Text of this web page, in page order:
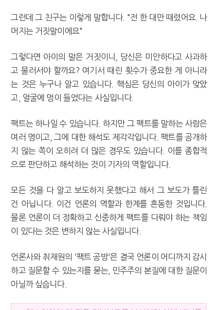
그런데 그 친구는 이렇게 말합니다. "전 한 대만 때렸어요. 나
머지는 거짓말이에요"
그렇다면 아이의 말은 거짓이니, 당신은 미안하다고 사과하
고 물러서야 할까요? 여기서 때린 횟수가 중요한 게 아니라
는 것은 누구나 알고 있습니다. 핵심은 당신의 아이가 맞았
고, 얼굴에 멍이 들었다는 사실입니다.
팩트는 하나일 수 있습니다. 하지만 그 팩트를 말하는 사람은
여러 명이고, 그에 대한 해석도 제각각입니다. 팩트를 공개하
지 않는 쪽이 오히려 더 많은 경우도 있습니다. 이를 종합적
으로 판단하고 해석하는 것이 기자의 역할입니다.
모든 것을 다 알고 보도하지 못했다고 해서 그 보도가 틀린
건 아닙니다. 이건 언론의 역할과 한계를 혼동한 것입니다.
물론 언론이 더 정확하고 신중하게 팩트를 다뤄야 하는 책임
이 있다는 것은 변하지 않는 사실입니다.
언론사와 취재원의 '팩트 공방'은 결국 언론이 어디까지 감시
하고 질문할 수 있는지를 묻는, 민주주의 본질에 대한 질문이
아닐까 싶습니다.